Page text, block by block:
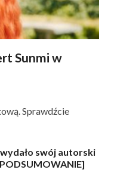
Sunmi w
Sprawdźcie
swój autorski